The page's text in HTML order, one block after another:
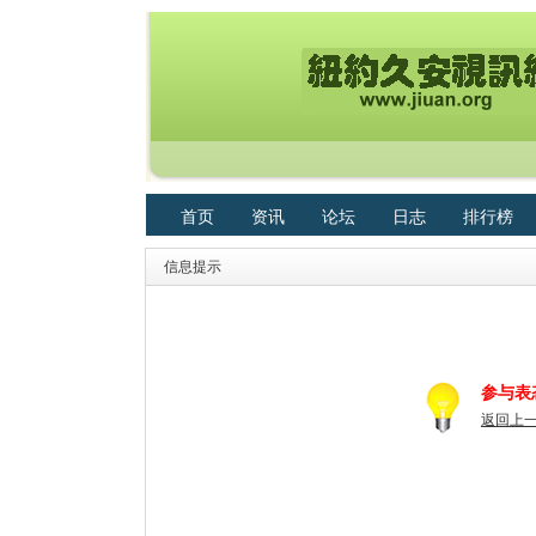
首页 资讯 论坛 日志 排行榜
信息提示
参与表
返回上